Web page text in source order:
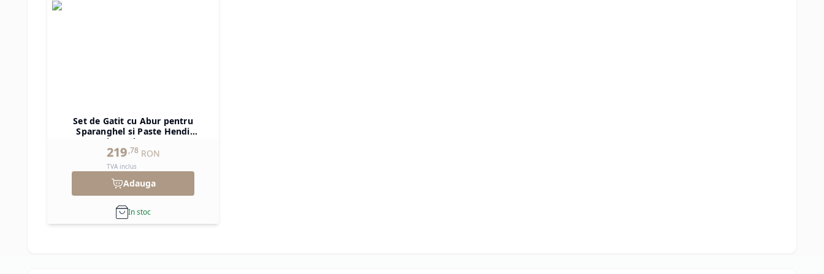
Set de Gatit cu Abur pentru
Sparanghel si Paste Hendi
Dimensiune XL
219 ,78 RON
TVA inclus
Adauga
In stoc